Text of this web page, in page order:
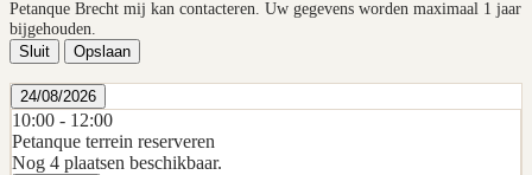
Petanque Brecht mij kan contacteren. Uw gegevens worden maximaal 1 jaar
bijgehouden.
Sluit Opslaan
24/08/2026
10:00 - 12:00
Petanque terrein reserveren
Nog 4 plaatsen beschikbaar.